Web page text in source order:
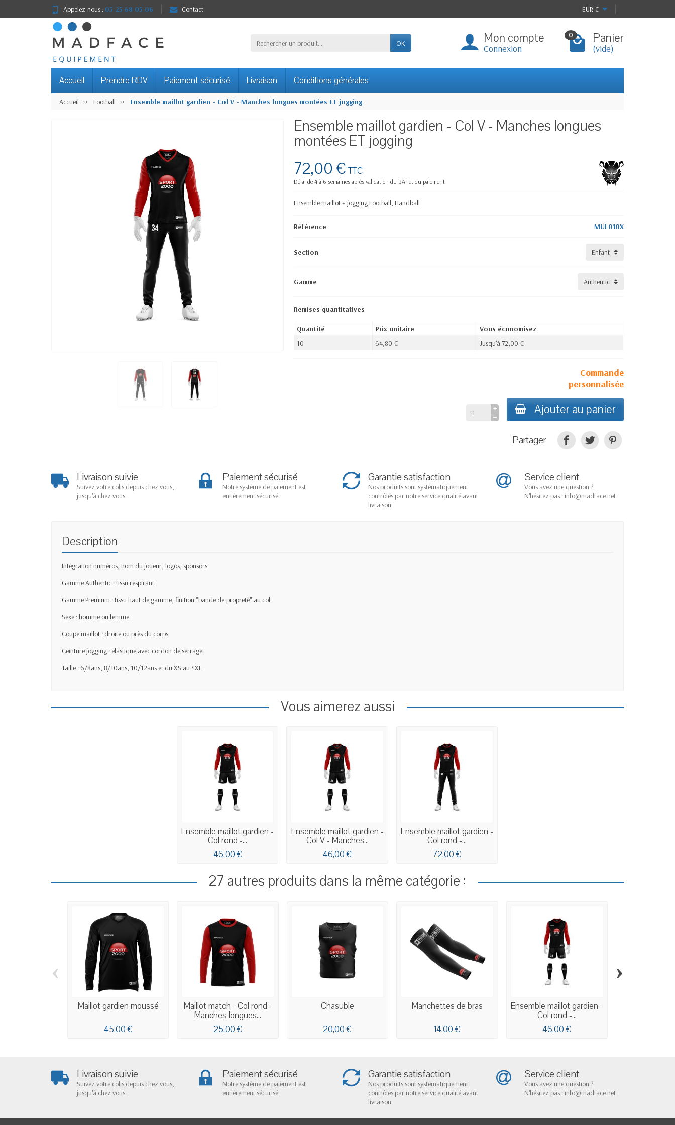
Appelez-nous : 05 25 68 05 06 Contact EUR €
OK Mon compte
Connexion
0 Panier
(vide)
Accueil Prendre RDV Paiement sécurisé Livraison Conditions générales
Accueil Football Ensemble maillot gardien - Col V - Manches longues montées ET jogging
Ensemble maillot gardien - Col V - Manches longues
montées ET jogging
72,00 € TTC
Délai de 4 à 6 semaines après validation du BAT et du paiement
Ensemble maillot + jogging Football, Handball
Référence MUL010X
Section
Gamme
Remises quantitatives
Quantité Prix unitaire
Vous économisez
10
64,80 € Jusqu'à 72,00 €
Commande
personnalisée
Ajouter au panier
Partager
Livraison suivie
Suivez votre colis depuis chez vous,
jusqu'à chez vous
Paiement sécurisé
Notre système de paiement est
entièrement sécurisé
Garantie satisfaction
Nos produits sont systématiquement
contrôlés par notre service qualité avant
livraison
Service client
Vous avez une question ?
N'hésitez pas : info@madface.net
Description
Intégration numéros, nom du joueur, logos, sponsors
Gamme Authentic : tissu respirant
Gamme Premium : tissu haut de gamme, finition "bande de propreté" au col
Sexe : homme ou femme
Coupe maillot : droite ou près du corps
Ceinture jogging : élastique avec cordon de serrage
Taille : 6/8ans, 8/10ans, 10/12ans et du XS au 4XL
Vous aimerez aussi
Ensemble maillot gardien -
Col rond -...
46,00 €
Ensemble maillot gardien -
Col V - Manches...
46,00 €
Ensemble maillot gardien -
Col rond -...
72,00 €
27 autres produits dans la même catégorie :
Maillot gardien moussé
45,00 €
Maillot match - Col rond -
Manches longues...
25,00 €
Chasuble
20,00 €
Manchettes de bras
14,00 €
Ensemble maillot gardien -
Col rond -...
46,00 €
‹ ›
Livraison suivie
Suivez votre colis depuis chez vous,
jusqu'à chez vous
Paiement sécurisé
Notre système de paiement est
entièrement sécurisé
Garantie satisfaction
Nos produits sont systématiquement
contrôlés par notre service qualité avant
livraison
Service client
Vous avez une question ?
N'hésitez pas : info@madface.net